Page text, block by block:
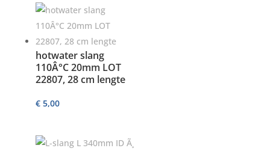
hotwater slang
110Â°C 20mm LOT
22807, 28 cm lengte
€5,00